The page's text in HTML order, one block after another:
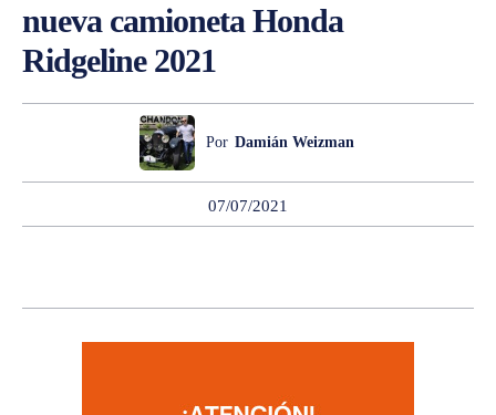
nueva camioneta Honda
Ridgeline 2021
Por Damián Weizman
07/07/2021